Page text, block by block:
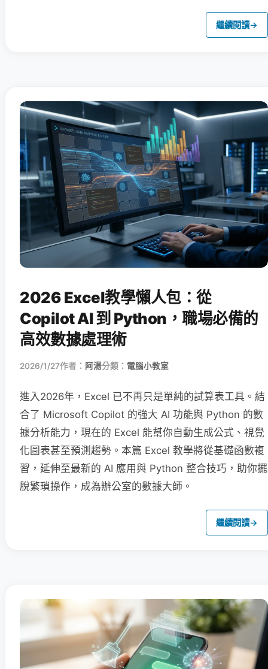
繼續閱讀→
2026 Excel教學懶人包：從
Copilot AI 到 Python，職場必備的
高效數據處理術
2026/1/27作者： 阿湯分類： 電腦小教室
進入2026年，Excel 已不再只是單純的試算表工具。結
合了 Microsoft Copilot 的強大 AI 功能與 Python 的數
據分析能力，現在的 Excel 能幫你自動生成公式、視覺
化圖表甚至預測趨勢。本篇 Excel 教學將從基礎函數複
習，延伸至最新的 AI 應用與 Python 整合技巧，助你擺
脫繁瑣操作，成為辦公室的數據大師。
繼續閱讀→